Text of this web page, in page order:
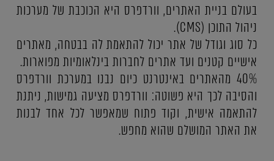
בעולם בניית האתרים, וורדפרס היא הכוכבת של מערכות
ניהול התוכן (CMS).
כל סוג וגודל של אתר יכול להתאמת לה בבטחה, מאתרים
אישיים קטנים ועד אתרים לחברות בינלאומיות מפוארות.
40% מהאתרים באינטרנט כיום נבנו במערכת וורדפרס
והסיבה לכך היא פשוטה: וורדפרס מציעה גמישות, ניתנת
להתאמה אישית, וקוד פתוח שמאפשר לכל אחד לבנות
את האתר המושלם שהוא מחפש.